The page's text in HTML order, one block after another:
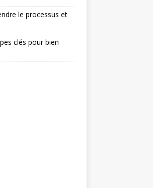
le processus et
clés pour bien